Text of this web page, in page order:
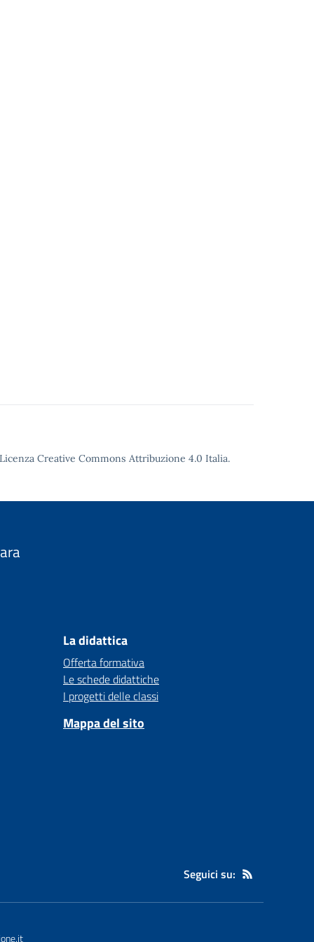
Licenza Creative Commons Attribuzione 4.0 Italia.
La didattica
Offerta formativa
Le schede didattiche
I progetti delle classi
Mappa del sito
Seguici su: